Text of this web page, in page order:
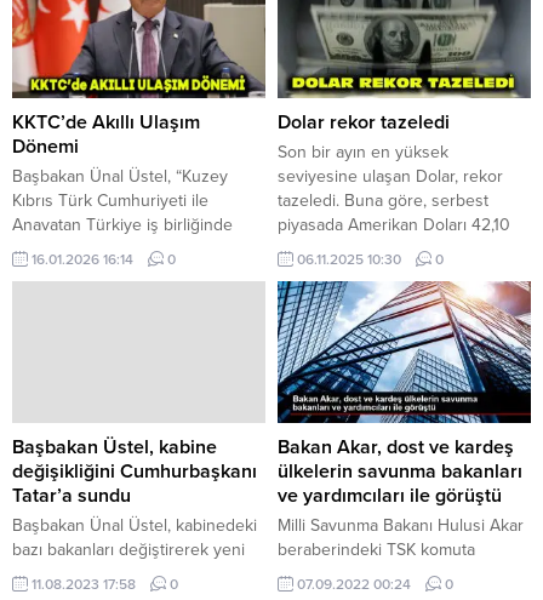
KKTC’de Akıllı Ulaşım
Dönemi
Başbakan Ünal Üstel, “Kuzey
Kıbrıs Türk Cumhuriyeti ile
Anavatan Türkiye iş birliğinde
hayata geçirdiğimiz bir başka
vizyonu, vatandaşlarımızın can
can güvenliğini ve huzurunu
koruyan yatırımları öncelikler
arasında tuttuklarını kaydeden...
16.01.2026 16:14 0
Dolar rekor tazeledi
Son bir ayın en yüksek
seviyesine ulaşan Dolar, rekor
tazeledi. Buna göre, serbest
piyasada Amerikan Doları 42,10
TL, Euro 48,57 TL, İngiliz Sterlini
ise 55,12 TL’den işlem görüyor.
Saat 07.58 itibarıyla Amerikan
Doları’nın alış fiyatı 42,09 TL, satış
fiyatı 42,12 TL. Euro’nun alış fiyatı
48,54 TL, satış fiyatı 48,60 TL,...
06.11.2025 10:30 0
Başbakan Üstel, kabine
değişikliğini Cumhurbaşkanı
Tatar’a sundu
Başbakan Ünal Üstel, kabinedeki
bazı bakanları değiştirerek yeni
kabine listesini Cumhurbaşkanı
11.08.2023 17:58 0
Bakan Akar, dost ve kardeş
ülkelerin savunma bakanları
ve yardımcıları ile görüştü
Milli Savunma Bakanı Hulusi Akar
beraberindeki TSK komuta
kademesi ile dost ve kardeş
07.09.2022 00:24 0